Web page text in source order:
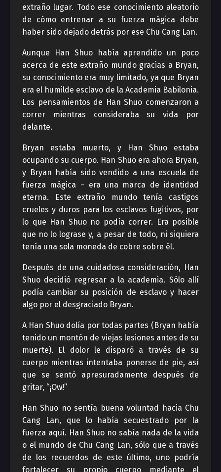
extraño lugar. Todo ese conocimiento aleatorio
de cómo entrenar a su fuerza mágica debe
haber sido dejado detrás por ese Chu Cang Lan.
Aunque Han Shuo había aprendido un poco
acerca de este extraño mundo gracias a Bryan,
su conocimiento era muy limitado, ya que Bryan
era el humilde esclavo de la Academia Babilonia.
Los pensamientos de Han Shuo comenzaron a
correr mientras consideraba su vida por
delante.
Bryan estaba muerto, y Han Shuo estaba
ocupando su cuerpo. Han Shuo era ahora Bryan,
y Bryan había sido vendido a una escuela de
fuerza mágica – era una marca de identidad
eterna. Este extraño mundo tenía castigos
crueles y duros para los esclavos fugitivos, por
lo que Han Shuo no podía correr. Era posible
que no lo lograse y, a pesar de todo, ni siquiera
tenía una sola moneda de cobre sobre él.
Después de una cuidadosa consideración, Han
Shuo decidió regresar a la academia. Sólo allí
podía cambiar su posición de esclavo y hacer
algo por el desgraciado Bryan.
A Han Shuo dolía por todas partes (Bryan había
tenido un montón de viejas lesiones antes de su
muerte). El dolor le disparó a través de su
cuerpo mientras intentaba ponerse de pie, así
que se sentó apresuradamente después de
gritar, “¡Ow!”
Han Shuo no sentía buena voluntad hacia Chu
Cang Lan, que lo había secuestrado por la
fuerza aquí. Han Shuo no sabía nada de la vida
o el mundo de Chu Cang Lan, sólo que a través
de los recuerdos de este último, uno podría
fortalecer su propio cuerpo mediante el